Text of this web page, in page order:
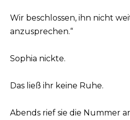
Wir beschlossen, ihn nicht
anzusprechen.“
Sophia nickte.
Das ließ ihr keine Ruhe.
Abends rief sie die Nummer